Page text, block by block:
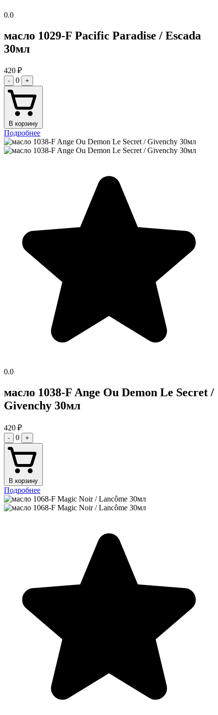
0.0
масло 1029-F Pacific Paradise / Escada
30мл
420 ₽
- 0 +
В корзину
Подробнее
0.0
масло 1038-F Ange Ou Demon Le Secret /
Givenchy 30мл
420 ₽
- 0 +
В корзину
Подробнее